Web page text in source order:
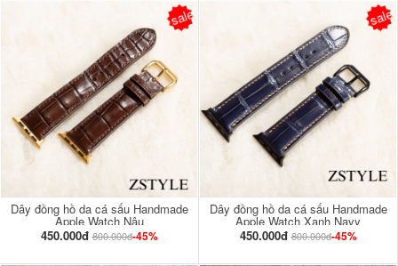
Dây đồng hồ da cá sấu Handmade
Apple Watch Nâu
450.000đ 800.000đ-45%
sale
Dây đồng hồ da cá sấu Handmade
Apple Watch Xanh Navy
450.000đ 800.000đ-45%
sale